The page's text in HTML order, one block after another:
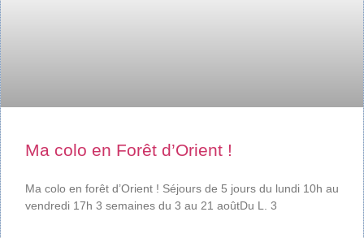
Ma colo en Forêt d’Orient !
Ma colo en forêt d’Orient ! Séjours de 5 jours du lundi 10h au
vendredi 17h 3 semaines du 3 au 21 aoûtDu L. 3